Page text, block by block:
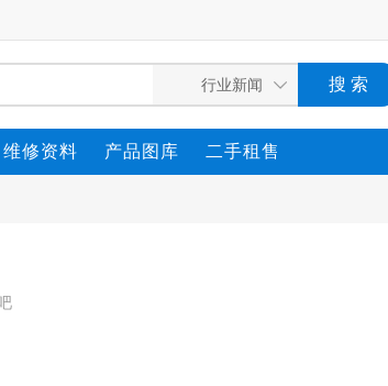
维修资料 产品图库 二手租售